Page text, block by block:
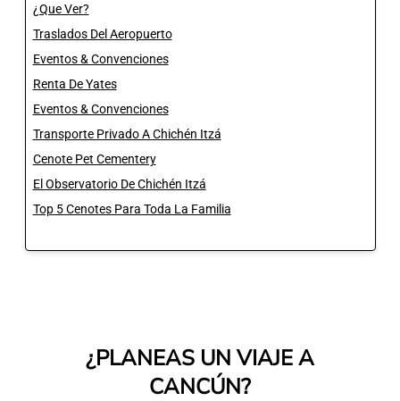
¿Que Ver?
Traslados Del Aeropuerto
Eventos & Convenciones
Renta De Yates
Eventos & Convenciones
Transporte Privado A Chichén Itzá
Cenote Pet Cementery
El Observatorio De Chichén Itzá
Top 5 Cenotes Para Toda La Familia
¿PLANEAS UN VIAJE A
CANCÚN?